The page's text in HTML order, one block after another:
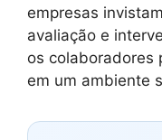
empresas
avaliação e
os colaboradores
em um ambiente